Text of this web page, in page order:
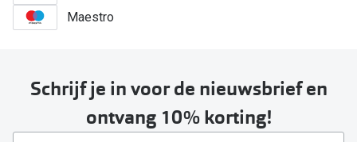
Maestro
Schrijf je in voor de nieuwsbrief en
ontvang 10% korting!